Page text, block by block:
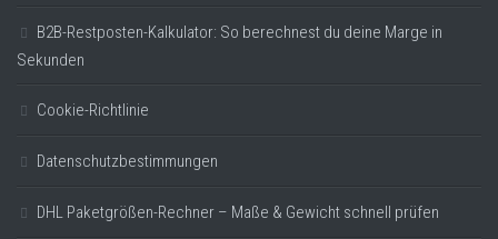
B2B-Restposten-Kalkulator: So berechnest du deine Marge in
Sekunden
Cookie-Richtlinie
Datenschutzbestimmungen
DHL Paketgrößen-Rechner – Maße & Gewicht schnell prüfen